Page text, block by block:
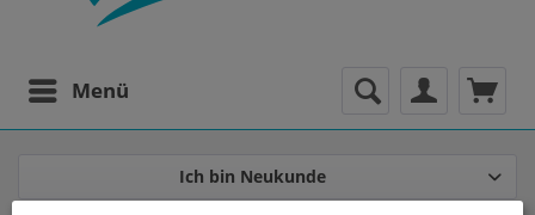
Menü
Ich bin Neukunde